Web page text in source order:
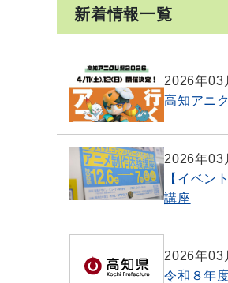
新着情報一覧
2026年03
高知アニ
2026年03
【イベン
講座
2026年03
令和８年